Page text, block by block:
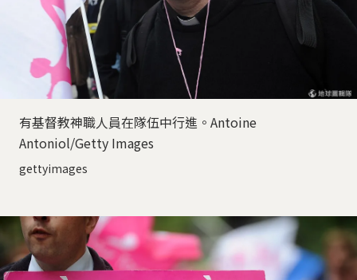
有基督教神職人員在隊伍中行進。Antoine
Antoniol/Getty Images
gettyimages